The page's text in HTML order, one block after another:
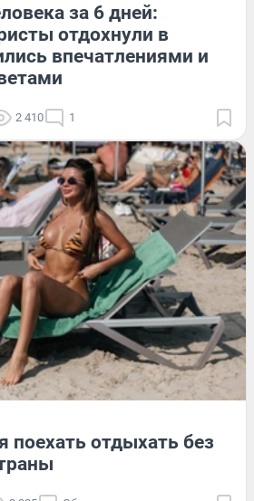
за 6 дней:
отдохнули в
впечатлениями и
2 410 1
поехать отдыхать без